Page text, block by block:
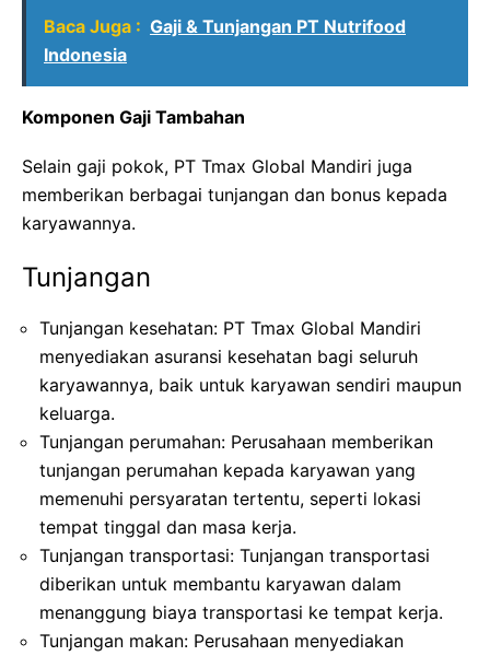
Baca Juga : Gaji & Tunjangan PT Nutrifood
Indonesia
Komponen Gaji Tambahan
Selain gaji pokok, PT Tmax Global Mandiri juga
memberikan berbagai tunjangan dan bonus kepada
karyawannya.
Tunjangan
Tunjangan kesehatan: PT Tmax Global Mandiri
menyediakan asuransi kesehatan bagi seluruh
karyawannya, baik untuk karyawan sendiri maupun
keluarga.
Tunjangan perumahan: Perusahaan memberikan
tunjangan perumahan kepada karyawan yang
memenuhi persyaratan tertentu, seperti lokasi
tempat tinggal dan masa kerja.
Tunjangan transportasi: Tunjangan transportasi
diberikan untuk membantu karyawan dalam
menanggung biaya transportasi ke tempat kerja.
Tunjangan makan: Perusahaan menyediakan